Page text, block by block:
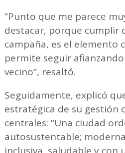
“Punto que me parece
destacar, porque cumplir
campaña, es el elemento
permite seguir
vecino”, resaltó.
Seguidamente, explicó
estratégica de su gestión
centrales: “Una ciudad
autosustentable;
inclusiva, saludable y con